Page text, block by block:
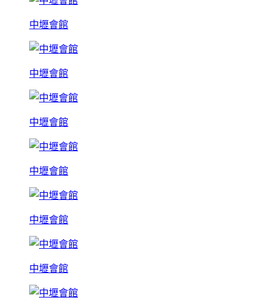
中壢會館
中壢會館
中壢會館
中壢會館
中壢會館
中壢會館